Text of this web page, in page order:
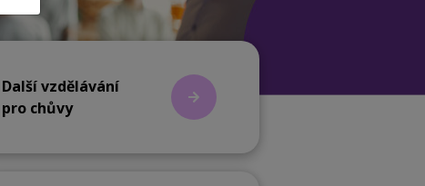
Další vzdělávání
pro chůvy